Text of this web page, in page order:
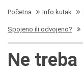
Početna Info kutak
Spojeno ili odvojeno?
Ne